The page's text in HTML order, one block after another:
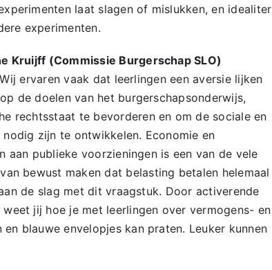
laat slagen of mislukken, en idealiter
experimenten.
Kruijff (Commissie Burgerschap SLO)
ervaren vaak dat leerlingen een aversie lijken
de doelen van het burgerschapsonderwijs,
rechtsstaat te bevorderen en om de sociale en
zijn te ontwikkelen. Economie en
aan publieke voorzieningen is een van de vele
bewust maken dat belasting betalen helemaal
de slag met dit vraagstuk. Door activerende
jij hoe je met leerlingen over vermogens- en
blauwe envelopjes kan praten. Leuker kunnen